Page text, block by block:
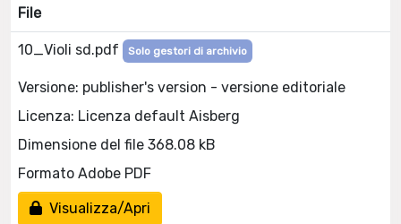
File
10_Violi sd.pdf Solo gestori di archivio
Versione: publisher's version - versione editoriale
Licenza: Licenza default Aisberg
Dimensione del file 368.08 kB
Formato Adobe PDF
Visualizza/Apri